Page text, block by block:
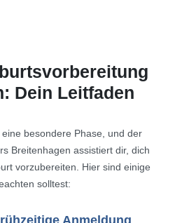
Dein Leitfaden
besondere Phase, und der
Breitenhagen assistiert dir, dich
vorzubereiten. Hier sind einige
solltest: